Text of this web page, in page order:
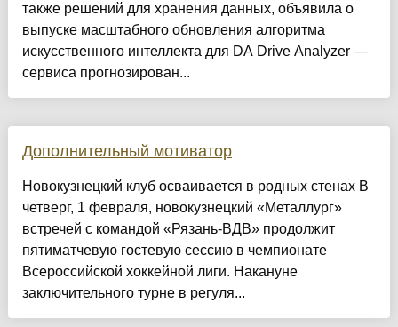
также решений для хранения данных, объявила о
выпуске масштабного обновления алгоритма
искусственного интеллекта для DA Drive Analyzer —
сервиса прогнозирован...
Дополнительный мотиватор
Новокузнецкий клуб осваивается в родных стенах В
четверг, 1 февраля, новокузнецкий «Металлург»
встречей с командой «Рязань-ВДВ» продолжит
пятиматчевую гостевую сессию в чемпионате
Всероссийской хоккейной лиги. Накануне
заключительного турне в регуля...